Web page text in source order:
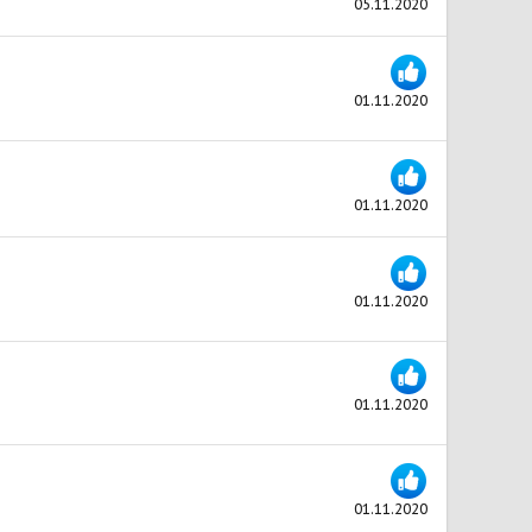
05.11.2020
01.11.2020
01.11.2020
01.11.2020
01.11.2020
01.11.2020